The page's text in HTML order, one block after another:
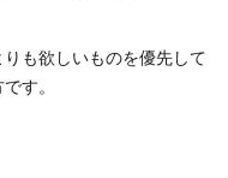
も欲しいものを優先して
す。